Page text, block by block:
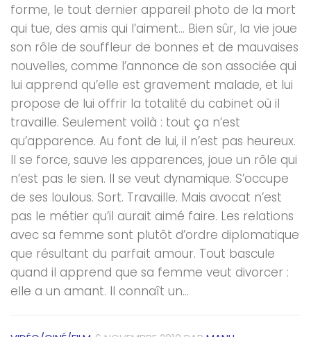
forme, le tout dernier appareil photo de la mort
qui tue, des amis qui l’aiment… Bien sûr, la vie joue
son rôle de souffleur de bonnes et de mauvaises
nouvelles, comme l’annonce de son associée qui
lui apprend qu’elle est gravement malade, et lui
propose de lui offrir la totalité du cabinet où il
travaille. Seulement voilà : tout ça n’est
qu’apparence. Au font de lui, il n’est pas heureux.
Il se force, sauve les apparences, joue un rôle qui
n’est pas le sien. Il se veut dynamique. S’occupe
de ses loulous. Sort. Travaille. Mais avocat n’est
pas le métier qu’il aurait aimé faire. Les relations
avec sa femme sont plutôt d’ordre diplomatique
que résultant du parfait amour. Tout bascule
quand il apprend que sa femme veut divorcer :
elle a un amant. Il connaît un...